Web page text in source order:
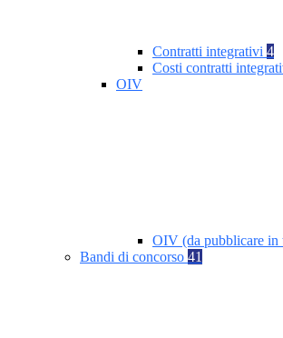
Contratti integrativi 4
Costi contratti
OIV
OIV (da pubblicare in
Bandi di concorso 41